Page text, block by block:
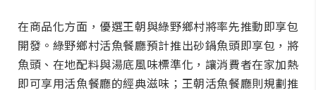
在商品化方面，優選王朝與綠野鄉村將率先推動即享包
開發。綠野鄉村活魚餐廳預計推出砂鍋魚頭即享包，將
魚頭、在地配料與湯底風味標準化，讓消費者在家加熱
即可享用活魚餐廳的經典滋味；王朝活魚餐廳則規劃推